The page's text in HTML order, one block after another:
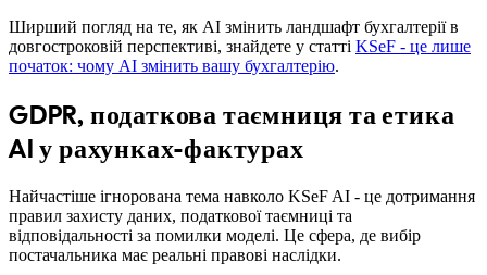
Ширший погляд на те, як AI змінить ландшафт бухгалтерії в
довгостроковій перспективі, знайдете у статті KSeF - це лише
початок: чому AI змінить вашу бухгалтерію.
GDPR, податкова таємниця та етика
AI у рахунках-фактурах
Найчастіше ігнорована тема навколо KSeF AI - це дотримання
правил захисту даних, податкової таємниці та
відповідальності за помилки моделі. Це сфера, де вибір
постачальника має реальні правові наслідки.